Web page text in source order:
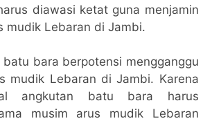
diawasi ketat guna menjamin
mudik Lebaran di Jambi.
batu bara berpotensi mengganggu
mudik Lebaran di Jambi. Karena
angkutan batu bara harus
musim arus mudik Lebaran